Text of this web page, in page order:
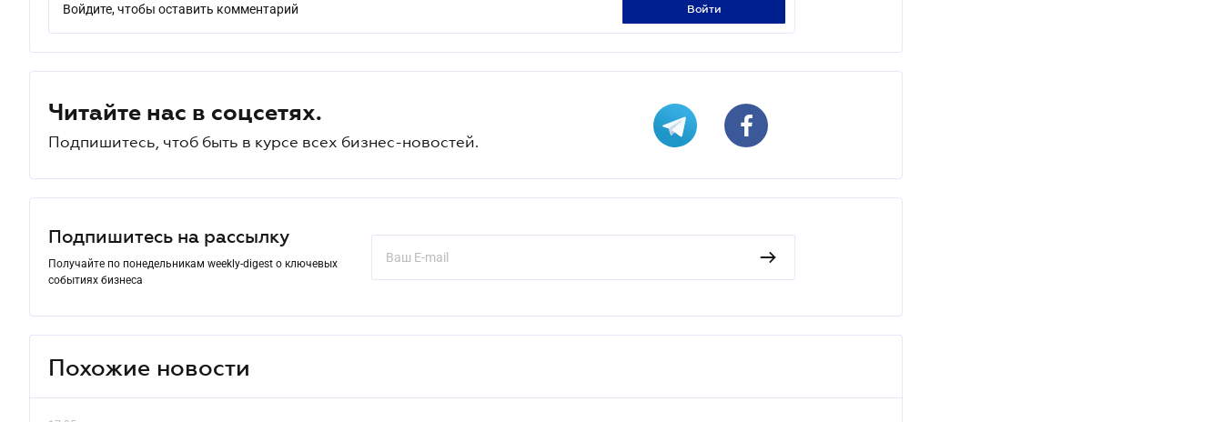
Войдите, чтобы оставить комментарий войти
Читайте нас в соцсетях.
Подпишитесь, чтоб быть в курсе всех бизнес-новостей.
Подпишитесь на рассылку
Получайте по понедельникам weekly-digest о ключевых
событиях бизнеса
Похожие новости